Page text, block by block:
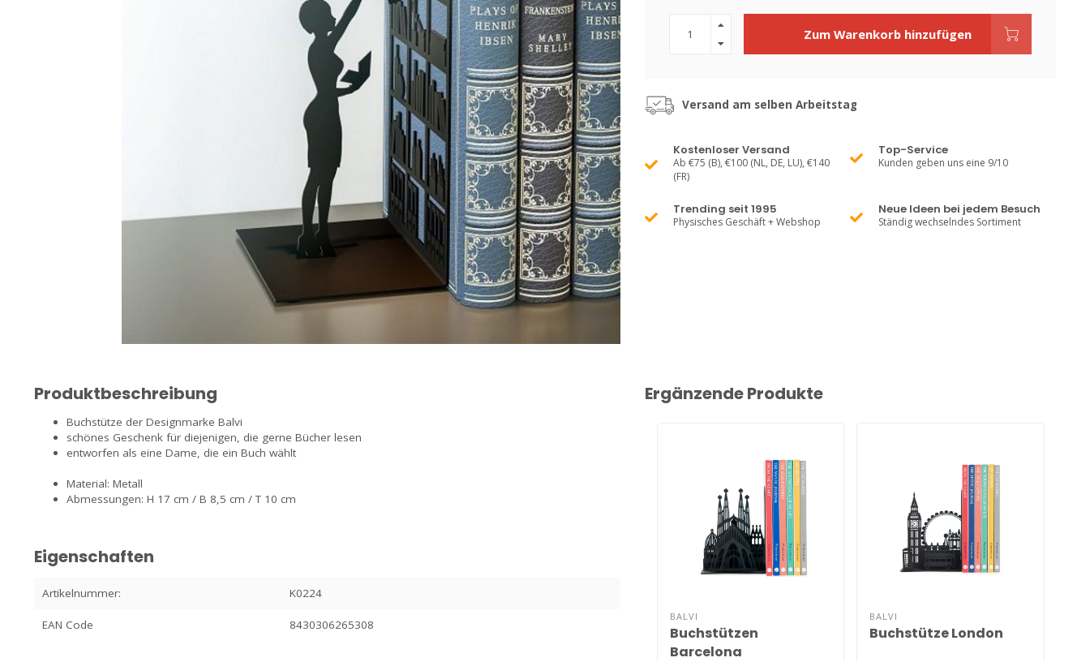
Zum Warenkorb hinzufügen
Versand am selben Arbeitstag
Kostenloser Versand
Ab €75 (B), €100 (NL, DE, LU), €140
(FR)
Top-Service
Kunden geben uns eine 9/10
Trending seit 1995
Physisches Geschäft + Webshop
Neue Ideen bei jedem Besuch
Ständig wechselndes Sortiment
Produktbeschreibung
Buchstütze der Designmarke Balvi
schönes Geschenk für diejenigen, die gerne Bücher lesen
entworfen als eine Dame, die ein Buch wählt
Material: Metall
Abmessungen: H 17 cm / B 8,5 cm / T 10 cm
Eigenschaften
Artikelnummer: K0224
EAN Code 8430306265308
Ergänzende Produkte
BALVI
Buchstützen
Barcelona
BALVI
Buchstütze London